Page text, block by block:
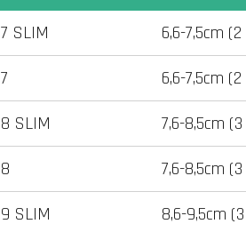
7 SLIM
6,6-7,5cm
7
6,6-7,5cm
8 SLIM
7,6-8,5cm
8
7,6-8,5cm
9 SLIM
8,6-9,5cm